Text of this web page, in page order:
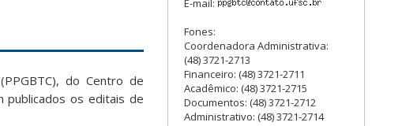
do Centro de
publicados os editais de
E-mail:
Fones:
Coordenadora Administrativa:
(48) 3721-2713
Financeiro: (48) 3721-2711
Acadêmico: (48) 3721-2715
Documentos: (48) 3721-2712
Administrativo: (48) 3721-2714